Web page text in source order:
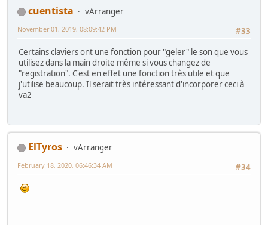
cuentista
vArranger
#33
November 01, 2019, 08:09:42 PM
Certains claviers ont une fonction pour "geler" le son que vous
utilisez dans la main droite même si vous changez de
"registration". C'est en effet une fonction très utile et que
j'utilise beaucoup. Il serait très intéressant d'incorporer ceci à
va2
ElTyros
vArranger
#34
February 18, 2020, 06:46:34 AM